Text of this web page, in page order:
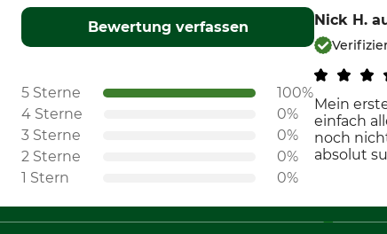
Bewertung verfassen
5 Sterne
100%
4 Sterne
0%
3 Sterne
0%
2 Sterne
0%
1 Stern
0%
Nick H.
Mein
einfach
noch
absolut